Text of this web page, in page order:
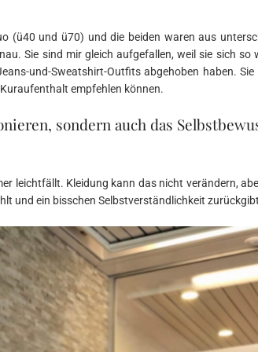
(ü40 und ü70) und die beiden waren aus
Sie sind mir gleich aufgefallen, weil sie sich so
und-Sweatshirt-Outfits abgehoben haben.
empfehlen können.
sondern auch das
leichtfällt. Kleidung kann das nicht verändern,
und ein bisschen Selbstverständlichkeit zurückgibt